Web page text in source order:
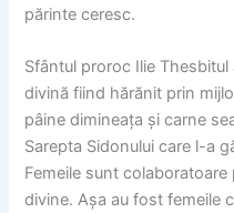
părinte ceresc.
Sfântul proroc Ilie
divină fiind hărănit prin
pâine dimineața și carne
Sarepta Sidonului care l-a
Femeile sunt
divine. Așa au fost femeile